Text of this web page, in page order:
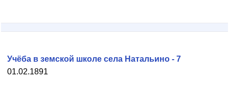
01.02.1891
Учёба в земской школе села Натальино - 7